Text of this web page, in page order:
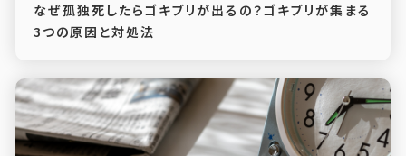
なぜ孤独死したらゴキブリが出るの？ゴキブリが集まる
3つの原因と対処法